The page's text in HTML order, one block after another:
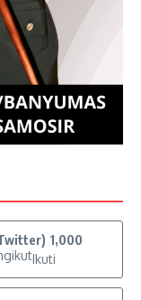
1,000
Ikuti